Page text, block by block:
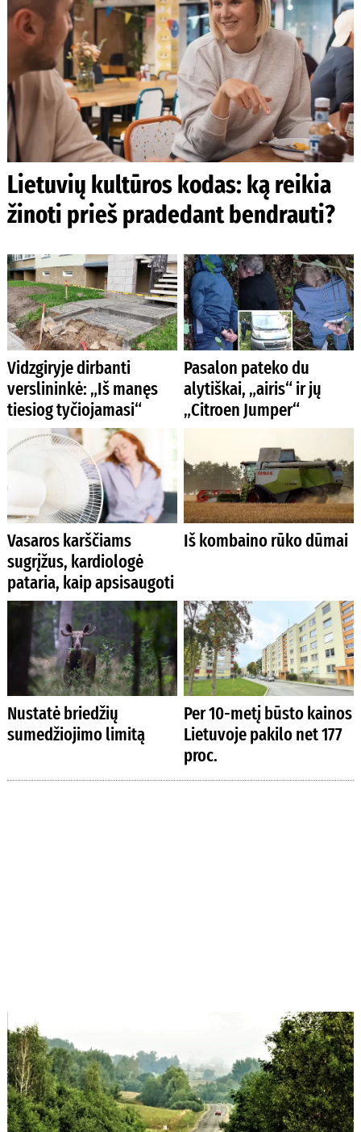
Lietuvių kultūros kodas: ką reikia
žinoti prieš pradedant bendrauti?
Vidzgiryje dirbanti
verslininkė: „Iš manęs
tiesiog tyčiojamasi“
Pasalon pateko du
alytiškai, „airis“ ir jų
„Citroen Jumper“
Vasaros karščiams
sugrįžus, kardiologė
pataria, kaip apsisaugoti
Iš kombaino rūko dūmai
Nustatė briedžių
sumedžiojimo limitą
Per 10-metį būsto kainos
Lietuvoje pakilo net 177
proc.